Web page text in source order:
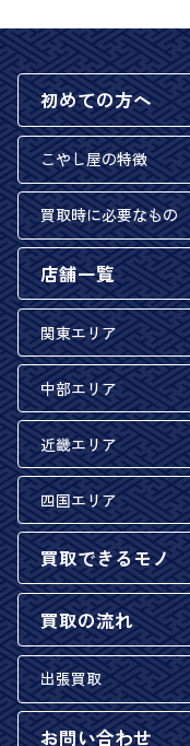
初めての方へ
こやし屋の特徴
買取時に必要なもの
店舗一覧
関東エリア
中部エリア
近畿エリア
四国エリア
買取できるモノ
買取の流れ
出張買取
お問い合わせ